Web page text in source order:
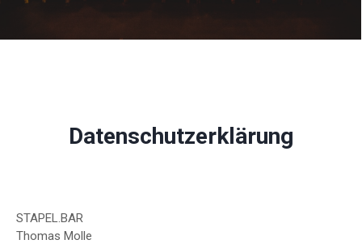
Datenschutzerklärung
STAPEL.BAR
Thomas Molle